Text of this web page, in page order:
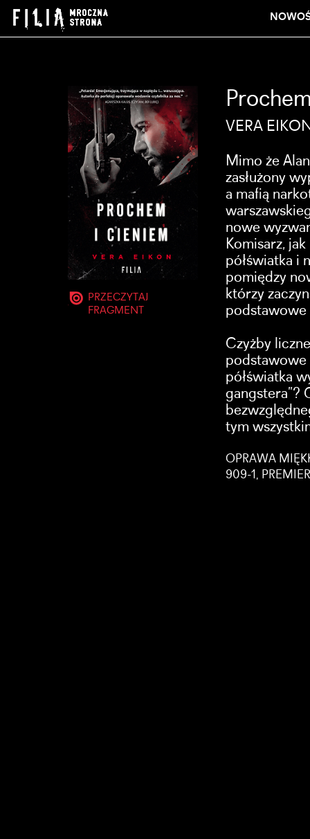
PRZECZYTAJ
FRAGMENT
VERA
Mimo że
zasłużony
a mafią
nowe
Komisarz,
półświatka i
pomiędzy
którzy
podstawowe
Czyżby
podstawowe
półświatka
gangstera”?
tym
OPRAWA
909-1,